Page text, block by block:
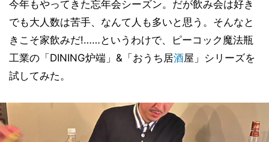
今年もやってきた忘年会シーズン。だが飲み会は好き
でも大人数は苦手、なんて人も多いと思う。そんなと
きこそ家飲みだ!……というわけで、ピーコック魔法瓶
工業の「DINING炉端」&「おうち居酒屋」シリーズを
試してみた。